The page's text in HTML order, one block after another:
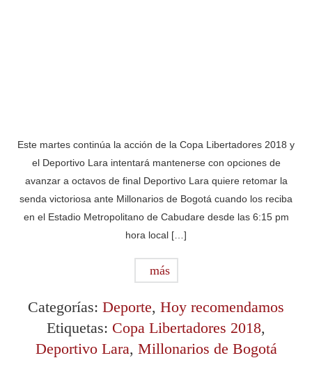
Este martes continúa la acción de la Copa Libertadores 2018 y
el Deportivo Lara intentará mantenerse con opciones de
avanzar a octavos de final Deportivo Lara quiere retomar la
senda victoriosa ante Millonarios de Bogotá cuando los reciba
en el Estadio Metropolitano de Cabudare desde las 6:15 pm
hora local […]
más
Categorías: Deporte, Hoy recomendamos
Etiquetas: Copa Libertadores 2018,
Deportivo Lara, Millonarios de Bogotá